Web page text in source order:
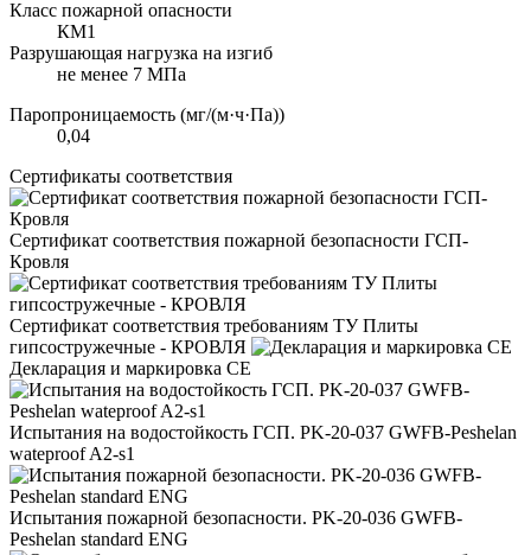
Класс пожарной опасности
КМ1
Разрушающая нагрузка на изгиб
не менее 7 МПа
Паропроницаемость (мг/(м·ч·Па))
0,04
Сертификаты соответствия
Сертификат соответствия пожарной безопасности ГСП-
Кровля
Сертификат соответствия требованиям ТУ Плиты
гипсостружечные - КРОВЛЯ
Декларация и маркировка CE
Испытания на водостойкость ГСП. PK-20-037 GWFB-Peshelan
wateproof A2-s1
Испытания пожарной безопасности. PK-20-036 GWFB-
Peshelan standard ENG